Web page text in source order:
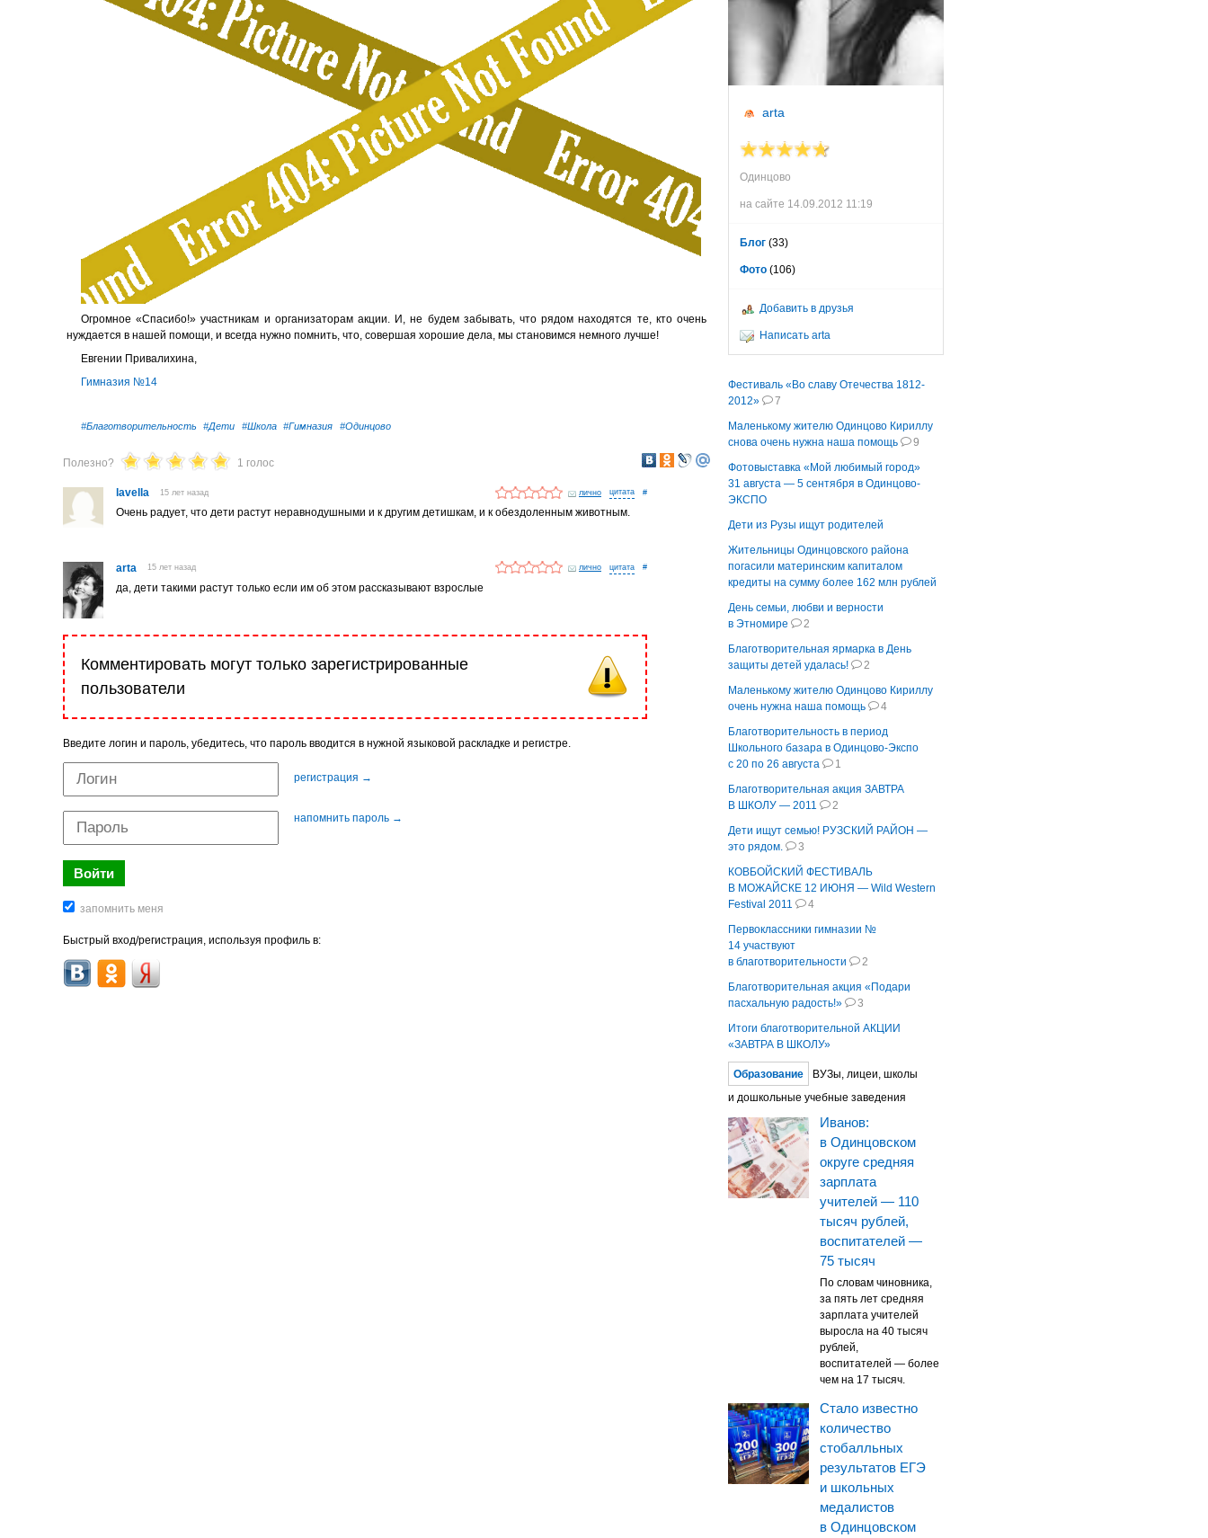
Огромное «Спасибо!» участникам и организаторам акции. И, не будем забывать, что рядом находятся те, кто очень
нуждается в нашей помощи, и всегда нужно помнить, что, совершая хорошие дела, мы становимся немного лучше!
Евгении Привалихина,
Гимназия №14
#Благотворительность #Дети #Школа #Гимназия #Одинцово
Полезно? 1 голос
lavella 15 лет назад лично #
Очень радует, что дети растут неравнодушными и к другим детишкам, и к обездоленным животным.
arta 15 лет назад лично #
да, дети такими растут только если им об этом рассказывают взрослые
Комментировать могут только зарегистрированные
пользователи
Введите логин и пароль, убедитесь, что пароль вводится в нужной языковой раскладке и регистре.
регистрация →
напомнить пароль →
Быстрый вход/регистрация, используя профиль в:
arta
Одинцово
на сайте 14.09.2012 11:19
Блог (33)
Фото (106)
Добавить в друзья
Написать arta
Фестиваль «Во славу Отечества 1812-
2012»
7
Маленькому жителю Одинцово Кириллу
снова очень нужна наша помощь
9
Фотовыставка «Мой любимый город»
31 августа — 5 сентября в Одинцово-
ЭКСПО
Дети из Рузы ищут родителей
Жительницы Одинцовского района
погасили материнским капиталом
кредиты на сумму более 162 млн рублей
День семьи, любви и верности
в Этномире
2
Благотворительная ярмарка в День
защиты детей удалась!
2
Маленькому жителю Одинцово Кириллу
очень нужна наша помощь
4
Благотворительность в период
Школьного базара в Одинцово-Экспо
с 20 по 26 августа
1
Благотворительная акция ЗАВТРА
В ШКОЛУ — 2011
2
Дети ищут семью! РУЗСКИЙ РАЙОН —
это рядом.
3
КОВБОЙСКИЙ ФЕСТИВАЛЬ
В МОЖАЙСКЕ 12 ИЮНЯ — Wild Western
Festival 2011
4
Первоклассники гимназии №
14 участвуют
в благотворительности
2
Благотворительная акция «Подари
пасхальную радость!»
3
Итоги благотворительной АКЦИИ
«ЗАВТРА В ШКОЛУ»
Образование
ВУЗы, лицеи, школы
и дошкольные учебные заведения
Иванов:
в Одинцовском
округе средняя
зарплата
учителей — 110
тысяч рублей,
воспитателей —
75 тысяч
По словам чиновника,
за пять лет средняя
зарплата учителей
выросла на 40 тысяч
рублей,
воспитателей — более
чем на 17 тысяч.
Стало известно
количество
стобалльных
результатов ЕГЭ
и школьных
медалистов
в Одинцовском